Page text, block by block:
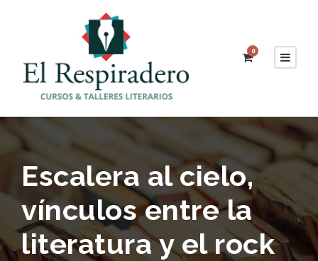
0
Escalera al cielo,
vínculos entre la
literatura y el rock